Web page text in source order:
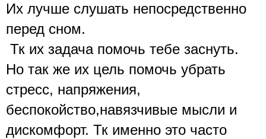
Их лучше слушать непосредственно
перед сном.
Тк их задача помочь тебе заснуть.
Но так же их цель помочь убрать
стресс, напряжения,
беспокойство,навязчивые мысли и
дискомфорт. Тк именно это часто